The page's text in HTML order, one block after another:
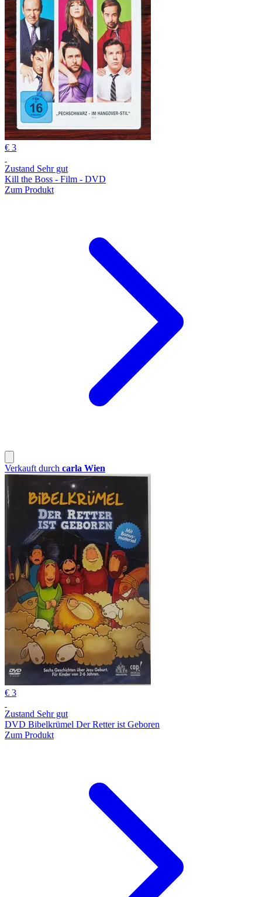
€ 3
Zustand Sehr gut
Kill the Boss - Film - DVD
Zum Produkt
Verkauft durch carla Wien
€ 3
Zustand Sehr gut
DVD Bibelkrümel Der Retter ist Geboren
Zum Produkt